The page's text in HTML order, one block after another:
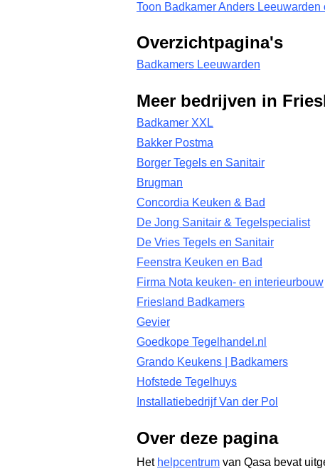
Toon Badkamer Anders Leeuwarden
Overzichtpagina's
Badkamers Leeuwarden
Meer bedrijven in
Badkamer XXL
Bakker Postma
Borger Tegels en Sanitair
Brugman
Concordia Keuken & Bad
De Jong Sanitair & Tegelspecialist
De Vries Tegels en Sanitair
Feenstra Keuken en Bad
Firma Nota keuken- en interieurbouw
Friesland Badkamers
Gevier
Goedkope Tegelhandel.nl
Grando Keukens | Badkamers
Hofstede Tegelhuys
Installatiebedrijf Van der Pol
Over deze pagina
Het helpcentrum van Qasa bevat